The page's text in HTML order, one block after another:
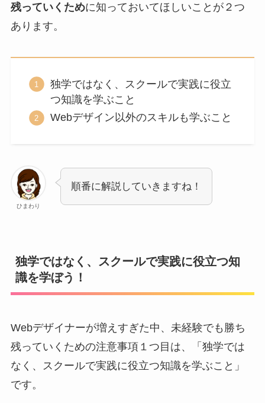
残っていくために知っておいてほしいことが２つ
あります。
独学ではなく、スクールで実践に役立
つ知識を学ぶこと
Webデザイン以外のスキルも学ぶこと
ひまわり
順番に解説していきますね！
独学ではなく、スクールで実践に役立つ知
識を学ぼう！
Webデザイナーが増えすぎた中、未経験でも勝ち
残っていくための注意事項１つ目は、「独学では
なく、スクールで実践に役立つ知識を学ぶこと」
です。